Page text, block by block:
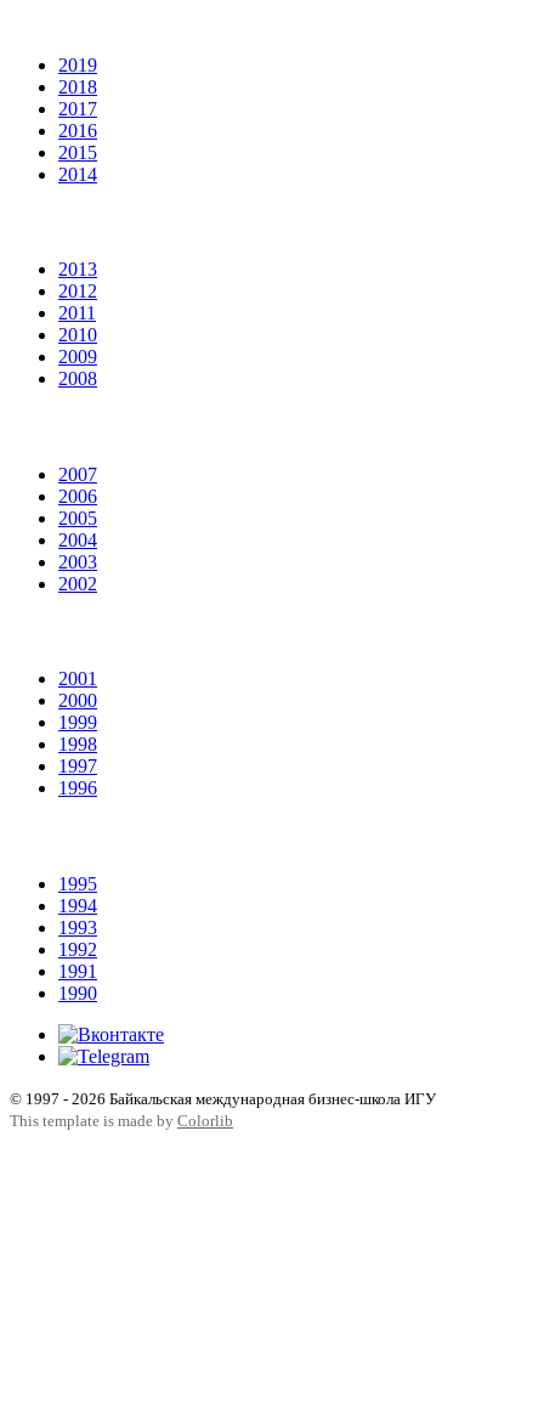
2019
2018
2017
2016
2015
2014
2013
2012
2011
2010
2009
2008
2007
2006
2005
2004
2003
2002
2001
2000
1999
1998
1997
1996
1995
1994
1993
1992
1991
1990
© 1997 - 2026 Байкальская международная бизнес-школа ИГУ
This template is made by Colorlib